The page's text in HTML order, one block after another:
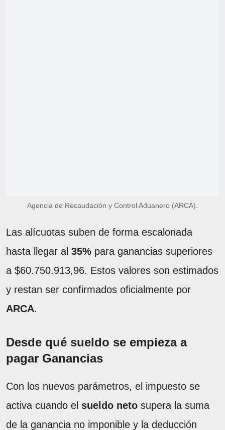
Agencia de Recaudación y Control Aduanero (ARCA).
Las alícuotas suben de forma escalonada
hasta llegar al 35% para ganancias superiores
a $60.750.913,96. Estos valores son estimados
y restan ser confirmados oficialmente por
ARCA.
Desde qué sueldo se empieza a
pagar Ganancias
Con los nuevos parámetros, el impuesto se
activa cuando el sueldo neto supera la suma
de la ganancia no imponible y la deducción